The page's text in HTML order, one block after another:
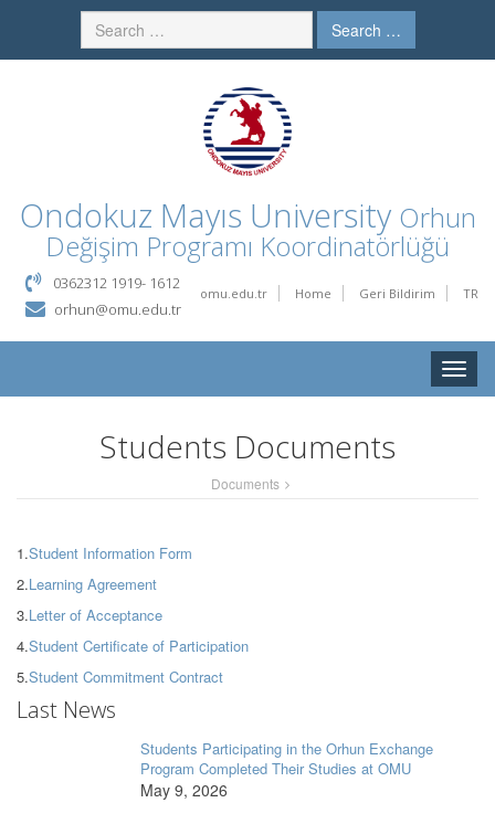
Search …
Ondokuz Mayıs University Orhun
Değişim Programı Koordinatörlüğü
omu.edu.tr Home Geri Bildirim TR
0362312 1919- 1612
orhun@omu.edu.tr
Toggle
Students Documents
Documents
1.Student Information Form
2.Learning Agreement
3.Letter of Acceptance
4.Student Certificate of Participation
5.Student Commitment Contract
Last News
Students Participating in the Orhun Exchange
Program Completed Their Studies at OMU
May 9, 2026